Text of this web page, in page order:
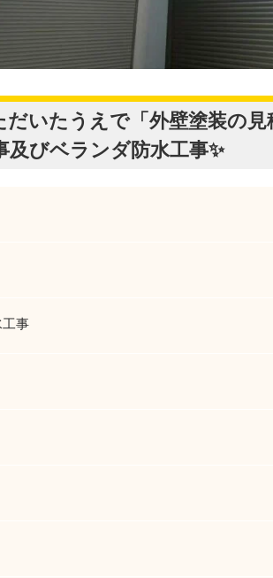
いたうえで「外壁塗装の見
びベランダ防水工事✨
事